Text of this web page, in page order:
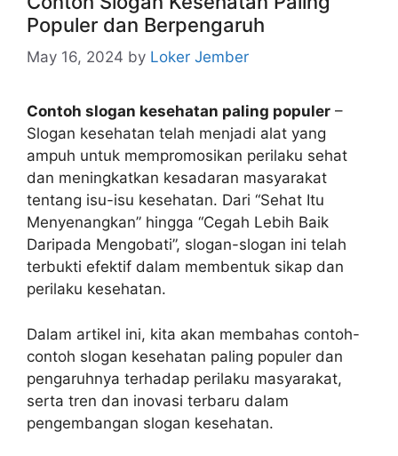
Populer dan Berpengaruh
May 16, 2024 by Loker Jember
Contoh slogan kesehatan paling populer –
Slogan kesehatan telah menjadi alat yang
ampuh untuk mempromosikan perilaku sehat
dan meningkatkan kesadaran masyarakat
tentang isu-isu kesehatan. Dari “Sehat Itu
Menyenangkan” hingga “Cegah Lebih Baik
Daripada Mengobati”, slogan-slogan ini telah
terbukti efektif dalam membentuk sikap dan
perilaku kesehatan.
Dalam artikel ini, kita akan membahas contoh-
contoh slogan kesehatan paling populer dan
pengaruhnya terhadap perilaku masyarakat,
serta tren dan inovasi terbaru dalam
pengembangan slogan kesehatan.